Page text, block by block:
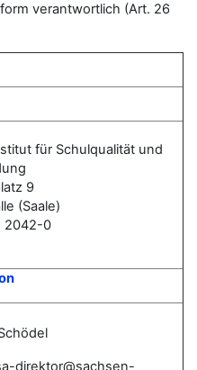
verantwortlich (Art. 26
für Schulqualität und
9
(Saale)
2042-0
direktor@sachsen-